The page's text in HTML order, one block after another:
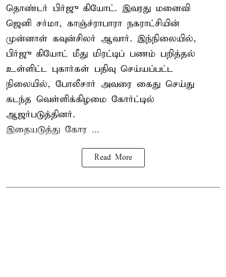
தொண்டர் பிர்ஜு கியோட். இவரது மனைவி
ஜெனி சர்மா, காஞ்ச்ராபாரா நகராட்சியின்
முன்னாள் கவுன்சிலர் ஆவார். இந்நிலையில்,
பிர்ஜு கியோட் மீது மிரட்டிப் பணம் பறித்தல்
உள்ளிட்ட புகார்கள் பதிவு செய்யப்பட்ட
நிலையில், போலீசார் அவரை கைது செய்து
கடந்த வெள்ளிக்கிழமை கோர்ட்டில்
ஆஜர்படுத்தினர்.
இதையடுத்து கோர ...
Read More